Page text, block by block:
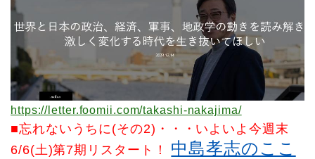
https://letter.foomii.com/takashi-nakajima/
■忘れないうちに(その2) ・・・ いよいよ今週末
6/6(土)第7期リスタート！
中島孝志のここ